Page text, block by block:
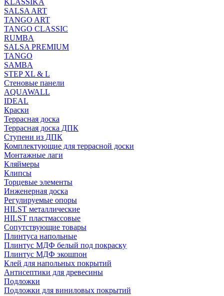
KLASSIKA
SALSA ART
TANGO ART
TANGO CLASSIC
RUMBA
SALSA PREMIUM
TANGO
SAMBA
STEP XL & L
Стеновые панели
AQUAWALL
IDEAL
Краски
Террасная доска
Террасная доска ДПК
Ступени из ДПК
Комплектующие для террасной доски
Монтажные лаги
Кляймеры
Клипсы
Торцевые элементы
Инженерная доска
Регулируемые опоры
HILST металлические
HILST пластмассовые
Сопутствующие товары
Плинтуса напольные
Плинтус МДФ белый под покраску
Плинтус МДФ экошпон
Клей для напольных покрытий
Антисептики для древесины
Подложки
Подложки для виниловых покрытий